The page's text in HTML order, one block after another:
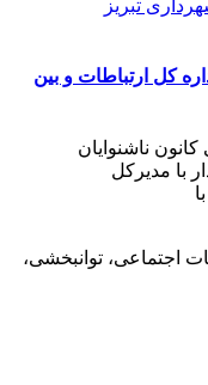
کل ارتباطات و بین
ناشنوایان
با مدیرکل
اجتماعی، توانبخشی،